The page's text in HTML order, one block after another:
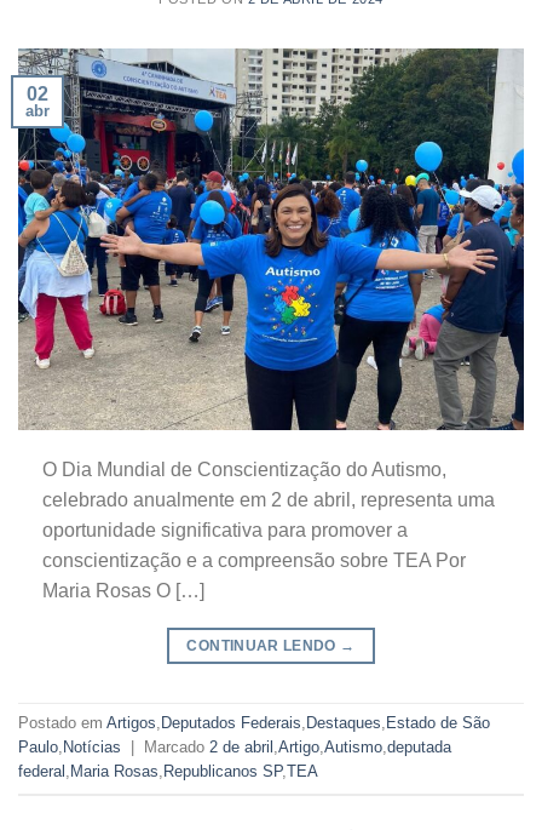
02
abr
O Dia Mundial de Conscientização do Autismo,
celebrado anualmente em 2 de abril, representa uma
oportunidade significativa para promover a
conscientização e a compreensão sobre TEA Por
Maria Rosas O […]
CONTINUAR LENDO →
Postado em Artigos, Deputados Federais, Destaques, Estado de São
Paulo, Notícias Marcado 2 de abril ,Artigo,Autismo,deputada
federal , Maria Rosas, Republicanos SP,TEA